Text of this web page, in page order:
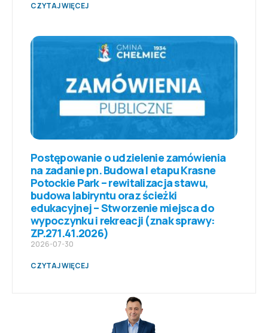
CZYTAJ WIĘCEJ
Postępowanie o udzielenie zamówienia
na zadanie pn. Budowa I etapu Krasne
Potockie Park – rewitalizacja stawu,
budowa labiryntu oraz ścieżki
edukacyjnej – Stworzenie miejsca do
wypoczynku i rekreacji (znak sprawy:
ZP.271.41.2026)
2026-07-30
CZYTAJ WIĘCEJ